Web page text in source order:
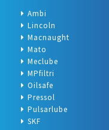
Ambi
Lincoln
Macnaught
Mato
Meclube
MPfiltri
Oilsafe
Pressol
Pulsarlube
SKF